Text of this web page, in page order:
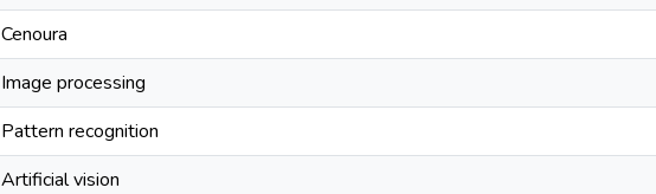
Cenoura
Image processing
Pattern recognition
Artificial vision